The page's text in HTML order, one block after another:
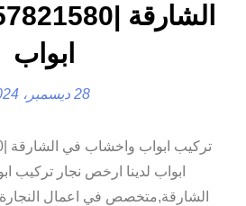
ابواب
28 ديسمبر، 2024
ابواب لدينا ارخص نجار تركيب
الشارقة,متخصص في اعمال